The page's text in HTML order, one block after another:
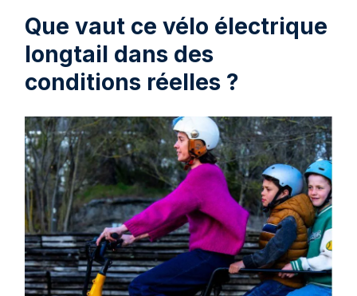
Que vaut ce vélo électrique
longtail dans des
conditions réelles ?